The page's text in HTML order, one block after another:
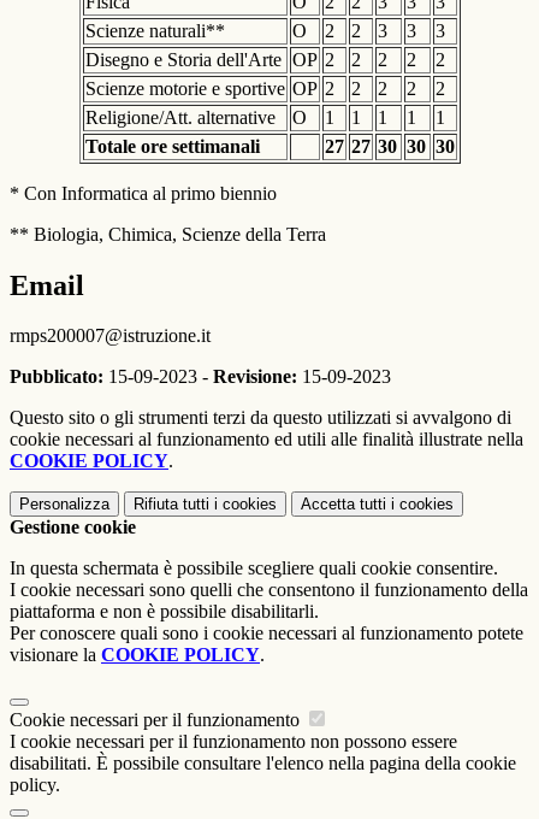
Scienze naturali**
O 2 2 3 3
3
Disegno e Storia dell'Arte OP 2 2 2 2
2
Scienze motorie e sportive OP 2 2 2 2
2
Religione/Att. alternative
O 1 1 1 1
1
Totale ore settimanali
27 27 30 30 30
* Con Informatica al primo biennio
** Biologia, Chimica, Scienze della Terra
Email
rmps200007@istruzione.it
Pubblicato: 15-09-2023 - Revisione: 15-09-2023
Questo sito o gli strumenti terzi da questo utilizzati si avvalgono di
cookie necessari al funzionamento ed utili alle finalità illustrate nella
COOKIE POLICY.
Personalizza Rifiuta tutti i cookies Accetta tutti i cookies
Gestione cookie
In questa schermata è possibile scegliere quali cookie consentire.
I cookie necessari sono quelli che consentono il funzionamento della
piattaforma e non è possibile disabilitarli.
Per conoscere quali sono i cookie necessari al funzionamento potete
visionare la COOKIE POLICY.
Cookie necessari per il funzionamento
I cookie necessari per il funzionamento non possono essere
disabilitati. È possibile consultare l'elenco nella pagina della cookie
policy.